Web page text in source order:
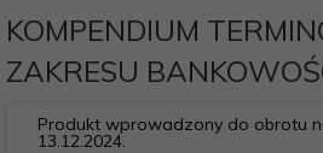
KOMPENDIUM
ZAKRESU
Produkt wprowadzony do obrotu
13.12.2024.